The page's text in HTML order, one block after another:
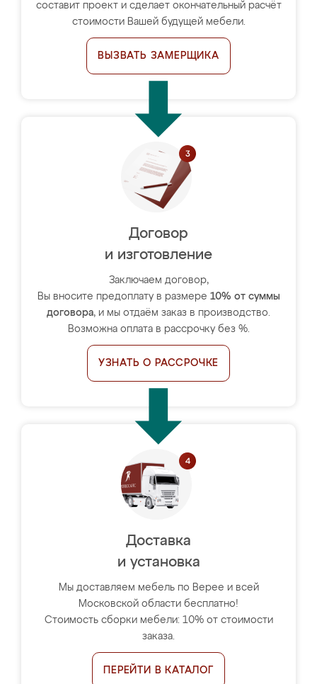
составит проект и сделает окончательный расчёт
стоимости Вашей будущей мебели.
ВЫЗВАТЬ ЗАМЕРЩИКА
Договор
и изготовление
Заключаем договор,
Вы вносите предоплату в размере 10% от суммы
договора, и мы отдаём заказ в производство.
Возможна оплата в рассрочку без %.
УЗНАТЬ О РАССРОЧКЕ
Доставка
и установка
Мы доставляем мебель по Верее и всей
Московской области бесплатно!
Стоимость сборки мебели: 10% от стоимости
заказа.
ПЕРЕЙТИ В КАТАЛОГ